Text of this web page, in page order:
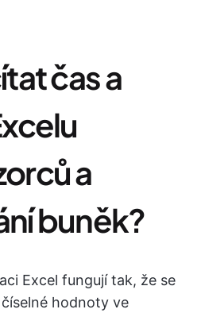
čas a
a
buněk?
Excel fungují tak, že se
hodnoty ve